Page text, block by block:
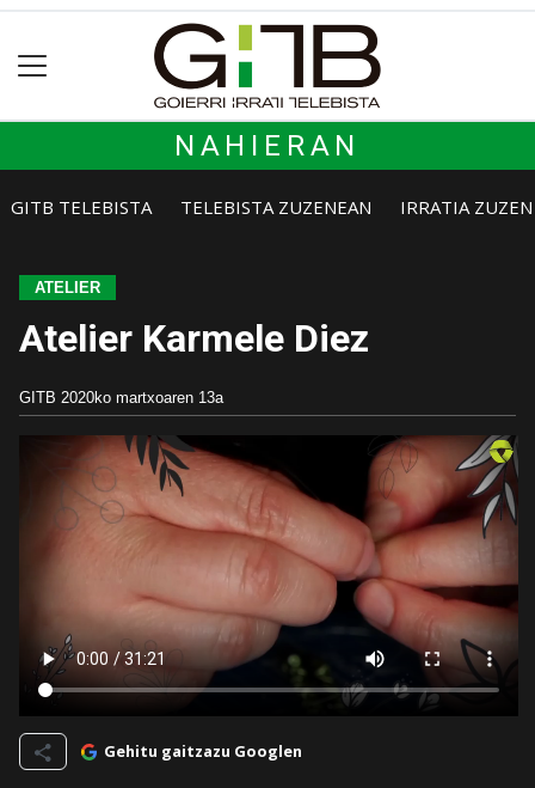
NAHIERAN
GITB TELEBISTA TELEBISTA ZUZENEAN IRRATIA
ATELIER
Atelier Karmele Diez
GITB 2020ko martxoaren 13a
Gehitu gaitzazu Googlen